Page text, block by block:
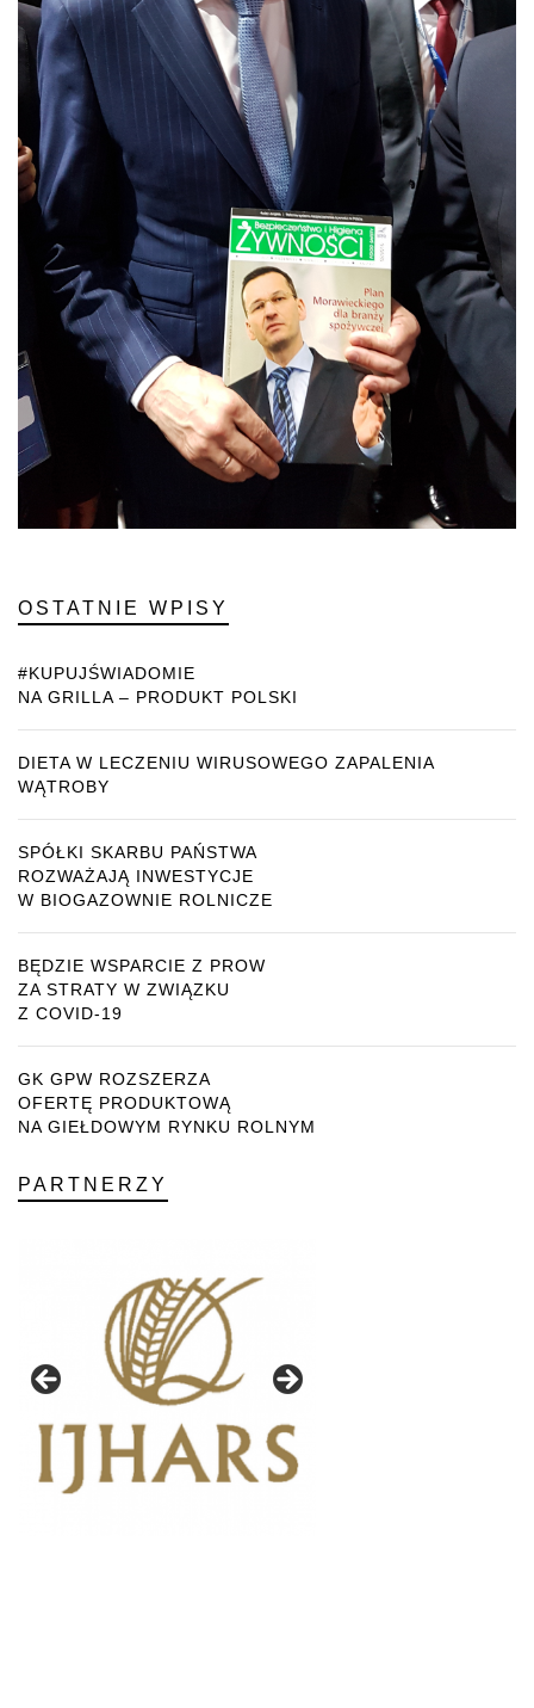
OSTATNIE WPISY
#KUPUJŚWIADOMIE
NA GRILLA – PRODUKT POLSKI
DIETA W LECZENIU WIRUSOWEGO ZAPALENIA
WĄTROBY
SPÓŁKI SKARBU PAŃSTWA
ROZWAŻAJĄ INWESTYCJE
W BIOGAZOWNIE ROLNICZE
BĘDZIE WSPARCIE Z PROW
ZA STRATY W ZWIĄZKU
Z COVID-19
GK GPW ROZSZERZA
OFERTĘ PRODUKTOWĄ
NA GIEŁDOWYM RYNKU ROLNYM
PARTNERZY